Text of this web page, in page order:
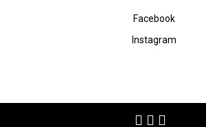
Facebook
Instagram